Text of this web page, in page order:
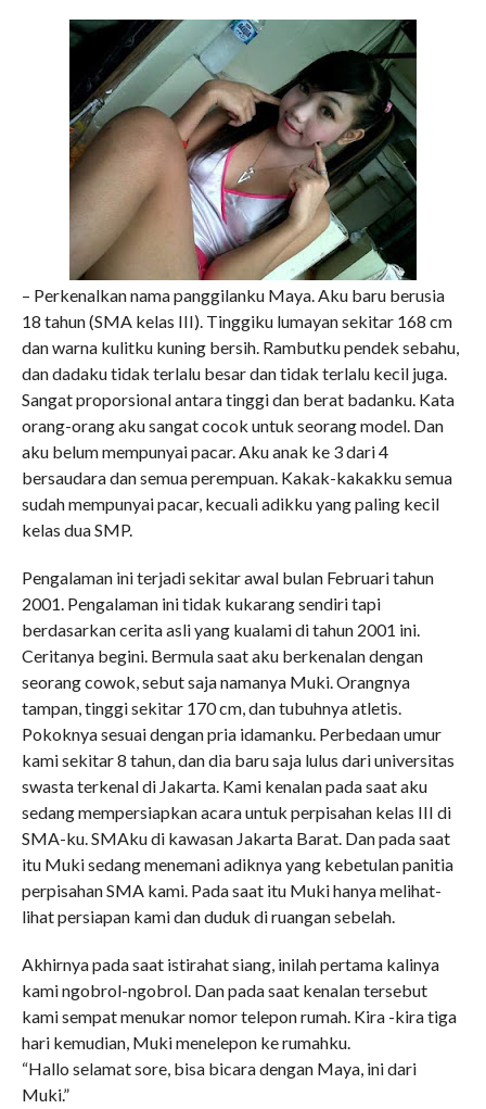
– Perkenalkan nama panggilanku Maya. Aku baru berusia
18 tahun (SMA kelas III). Tinggiku lumayan sekitar 168 cm
dan warna kulitku kuning bersih. Rambutku pendek sebahu,
dan dadaku tidak terlalu besar dan tidak terlalu kecil juga.
Sangat proporsional antara tinggi dan berat badanku. Kata
orang-orang aku sangat cocok untuk seorang model. Dan
aku belum mempunyai pacar. Aku anak ke 3 dari 4
bersaudara dan semua perempuan. Kakak-kakakku semua
sudah mempunyai pacar, kecuali adikku yang paling kecil
kelas dua SMP.
Pengalaman ini terjadi sekitar awal bulan Februari tahun
2001. Pengalaman ini tidak kukarang sendiri tapi
berdasarkan cerita asli yang kualami di tahun 2001 ini.
Ceritanya begini. Bermula saat aku berkenalan dengan
seorang cowok, sebut saja namanya Muki. Orangnya
tampan, tinggi sekitar 170 cm, dan tubuhnya atletis.
Pokoknya sesuai dengan pria idamanku. Perbedaan umur
kami sekitar 8 tahun, dan dia baru saja lulus dari universitas
swasta terkenal di Jakarta. Kami kenalan pada saat aku
sedang mempersiapkan acara untuk perpisahan kelas III di
SMA-ku. SMAku di kawasan Jakarta Barat. Dan pada saat
itu Muki sedang menemani adiknya yang kebetulan panitia
perpisahan SMA kami. Pada saat itu Muki hanya melihat-
lihat persiapan kami dan duduk di ruangan sebelah.
Akhirnya pada saat istirahat siang, inilah pertama kalinya
kami ngobrol-ngobrol. Dan pada saat kenalan tersebut
kami sempat menukar nomor telepon rumah. Kira -kira tiga
hari kemudian, Muki menelepon ke rumahku.
“Hallo selamat sore, bisa bicara dengan Maya, ini dari
Muki.”